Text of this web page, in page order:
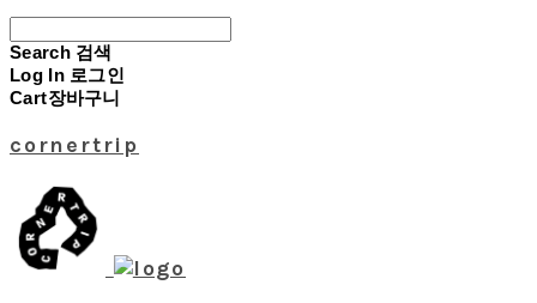
Search 검색
Log In 로그인
Cart장바구니
cornertrip